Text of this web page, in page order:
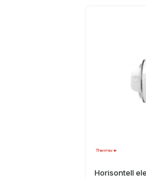
Horisontell